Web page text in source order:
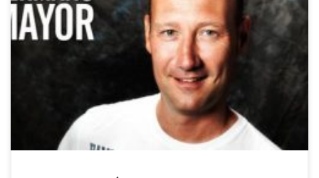
El que fuera jugador de waterpolo y coach del talent show musical
‘Levántate’, pone punto y final a su andadura televisiva con
Mediaset, así lo hacía saber él mismo desde su perfil oficial de
Facebook: “Muchos ya lo habréis oído, pero os quería explicar
personalmente mis motivos para no continuar […]